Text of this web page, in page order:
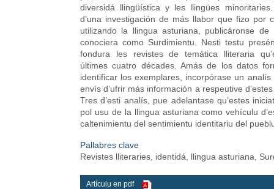
diversidá llingüística y les llingües
d’una investigación de más llabor que fizo por
utilizando la llingua asturiana, publicáronse
conociera como Surdimientu. Nesti testu
fondura les revistes de temática lliteraria
últimes cuatro décades. Amás de los datos
identificar los exemplares, incorpórase un
envís d’ufrir más información a respeutive
Tres d’esti analís, pue adelantase qu’estes
pol usu de la llingua asturiana como vehículu
caltenimientu del sentimientu identitariu del
Pallabres clave
Revistes lliteraries, identidá, llingua asturiana,
Artículu en pdf